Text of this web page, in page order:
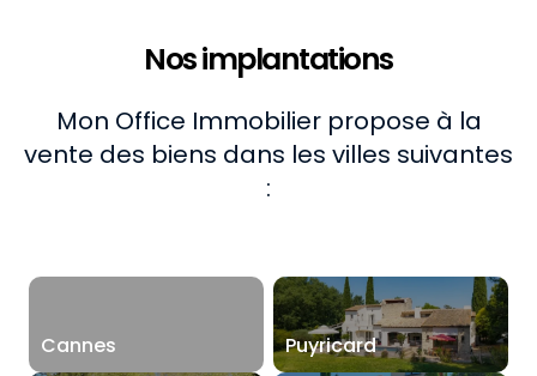
Nos implantations
Mon Office Immobilier propose à la
vente des biens dans les villes suivantes
:
Cannes Puyricard